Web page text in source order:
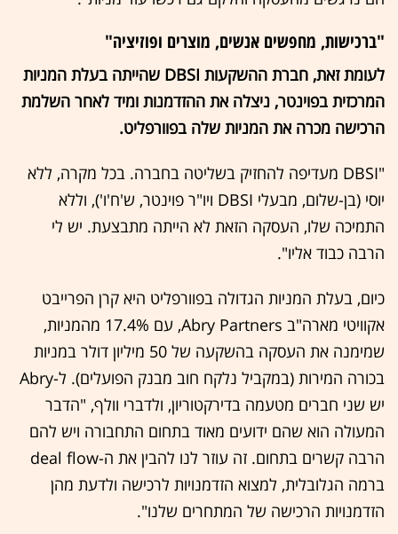
"ברכישות, מחפשים אנשים, מוצרים ופוזיציה"
לעומת זאת, חברת ההשקעות DBSI שהייתה בעלת המניות
המרכזית בפוינטר, ניצלה את ההזדמנות ומיד לאחר השלמת
הרכישה מכרה את המניות שלה בפוורפליט.
"DBSI מעדיפה להחזיק בשליטה בחברה. בכל מקרה, ללא
יוסי (בן-שלום, מבעלי DBSI ויו"ר פוינטר, ש'ח'ו'), וללא
התמיכה שלו, העסקה הזאת לא הייתה מתבצעת. יש לי
הרבה כבוד אליו".
כיום, בעלת המניות הגדולה בפוורפליט היא קרן הפרייבט
אקוויטי מארה"ב Abry Partners, עם 17.4% מהמניות,
שמימנה את העסקה בהשקעה של 50 מיליון דולר במניות
בכורה המירות (במקביל נלקח חוב מבנק הפועלים). ל-Abry
יש שני חברים מטעמה בדירקטוריון, ולדברי וולף, "הדבר
המעולה הוא שהם ידועים מאוד בתחום התחבורה ויש להם
הרבה קשרים בתחום. זה עוזר לנו להבין את ה-deal flow
ברמה הגלובלית, למצוא הזדמנויות לרכישה ולדעת מהן
הזדמנויות הרכישה של המתחרים שלנו".